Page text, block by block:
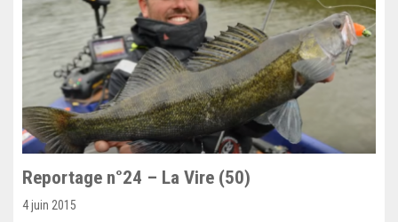
Reportage n°24 – La Vire (50)
4 juin 2015